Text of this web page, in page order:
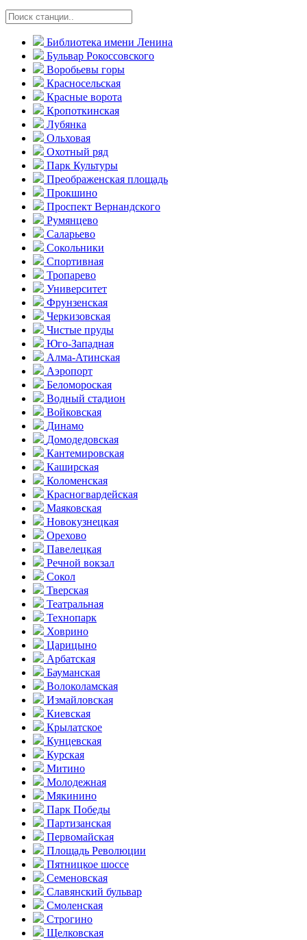
Библиотека имени Ленина
Бульвар Рокоссовского
Воробьевы горы
Красно­сельская
Красные ворота
Кропоткинс­кая
Лубянка
Ольховая
Охотный ряд
Парк Культуры
Преобра­женская площадь
Прокшино
Проспект Вернандского
Румянцево
Саларьево
Сокольники
Спортивная
Тропарево
Университет
Фрунзенская
Черкизовская
Чистые пруды
Юго-Западная
Алма-Атинская
Аэропорт
Беломороская
Водный стадион
Войковская
Динамо
Домоде­довская
Кантеми­ровская
Каширская
Коломенская
Красногвар­дейская
Маяковская
Новокузнецкая
Орехово
Павелецкая
Речной вокзал
Сокол
Тверская
Театральная
Технопарк
Ховрино
Царицыно
Арбатская
Бауманская
Волоколамская
Измайловская
Киевская
Крылатское
Кунцевская
Курская
Митино
Молодежная
Мякинино
Парк Победы
Партизанская
Первомайская
Площадь Революции
Пятницкое шоссе
Семеновская
Славянский бульвар
Смоленская
Строгино
Щелковская